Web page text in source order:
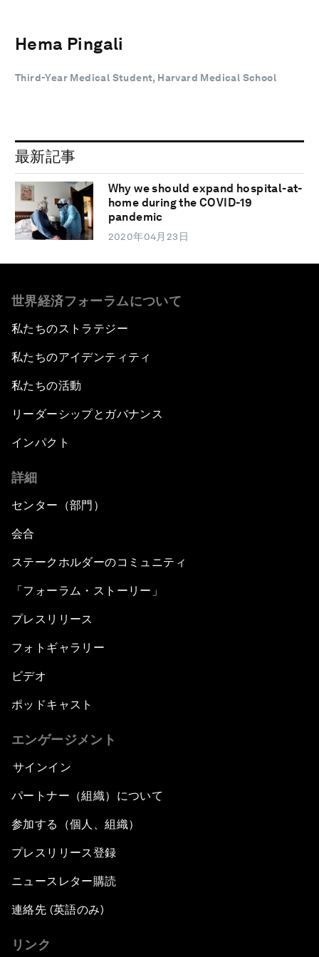
Hema Pingali
Third-Year Medical Student, Harvard Medical School
最新記事
Why we should expand hospital-at-
home during the COVID-19
pandemic
2020年04月23日
世界経済フォーラムについて
私たちのストラテジー
私たちのアイデンティティ
私たちの活動
リーダーシップとガバナンス
インパクト
詳細
センター（部門）
会合
ステークホルダーのコミュニティ
「フォーラム・ストーリー」
プレスリリース
フォトギャラリー
ビデオ
ポッドキャスト
エンゲージメント
サインイン
パートナー（組織）について
参加する（個人、組織）
プレスリリース登録
ニュースレター購読
連絡先 (英語のみ)
リンク